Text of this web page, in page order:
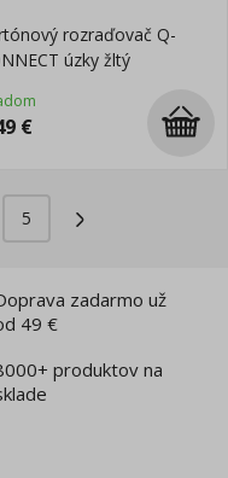
rozraďovač Q-
úzky žltý
€
5
zadarmo už
49 €
produktov na